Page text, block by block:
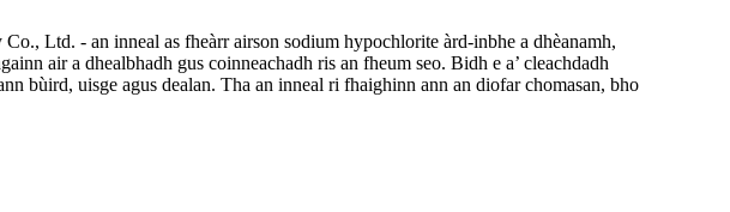
Ltd. - an inneal as fheàrr airson sodium hypochlorite àrd-inbhe a dhèanamh,
air a dhealbhadh gus coinneachadh ris an fheum seo. Bidh e a’ cleachdadh
bùird, uisge agus dealan. Tha an inneal ri fhaighinn ann an diofar chomasan, bho